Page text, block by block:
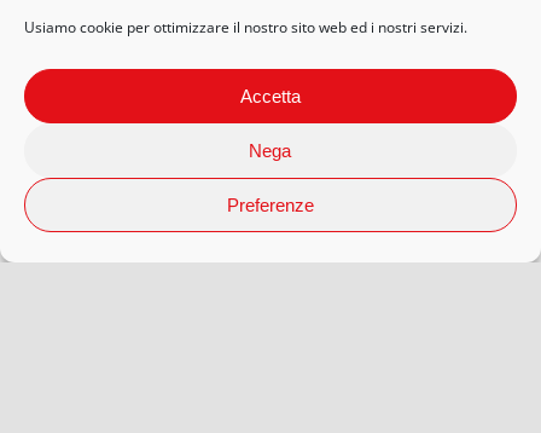
Usiamo cookie per ottimizzare il nostro sito web ed i nostri servizi.
Accetta
Nega
Preferenze